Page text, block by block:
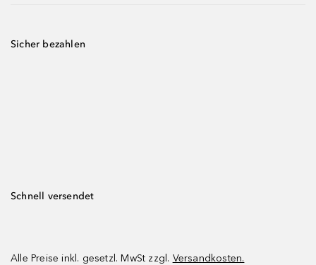
Sicher bezahlen
Schnell versendet
Alle Preise inkl. gesetzl. MwSt zzgl. Versandkosten.